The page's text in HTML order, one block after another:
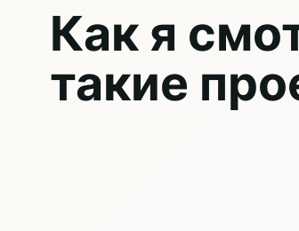
Как я
такие